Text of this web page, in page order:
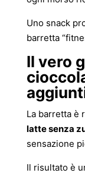
Uno snack
barretta
Il vero
La barretta è
latte senza
sensazione
Il risultato è